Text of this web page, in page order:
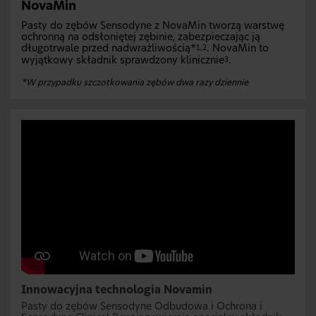
NovaMin
Pasty do zębów Sensodyne z NovaMin tworzą warstwę
ochronną na odsłoniętej zębinie, zabezpieczając ją
długotrwale przed nadwrażliwością* 1,2 . NovaMin to
wyjątkowy składnik sprawdzony klinicznie 3 .
*W przypadku szczotkowania zębów dwa razy dziennie
Innowacyjna technologia Novamin
Pasty do zębów Sensodyne Odbudowa i Ochrona i